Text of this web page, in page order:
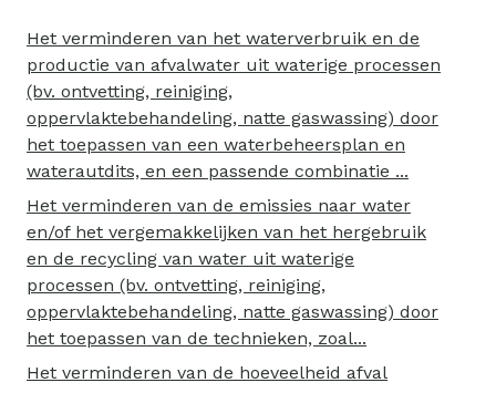
Het verminderen van het waterverbruik en de
productie van afvalwater uit waterige processen
(bv. ontvetting, reiniging,
oppervlaktebehandeling, natte gaswassing) door
het toepassen van een waterbeheersplan en
waterautdits, en een passende combinatie ...
Het verminderen van de emissies naar water
en/of het vergemakkelijken van het hergebruik
en de recycling van water uit waterige
processen (bv. ontvetting, reiniging,
oppervlaktebehandeling, natte gaswassing) door
het toepassen van de technieken, zoal...
Het verminderen van de hoeveelheid afval